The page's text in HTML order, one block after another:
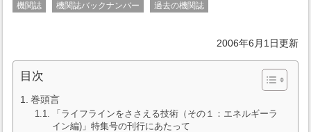
機関誌 機関誌バックナンバー 過去の機関誌
2006年6月1日更新
目次
巻頭言
「ライフラインをささえる技術（その１：エネルギーラ
イン編)」特集号の刊行にあたって